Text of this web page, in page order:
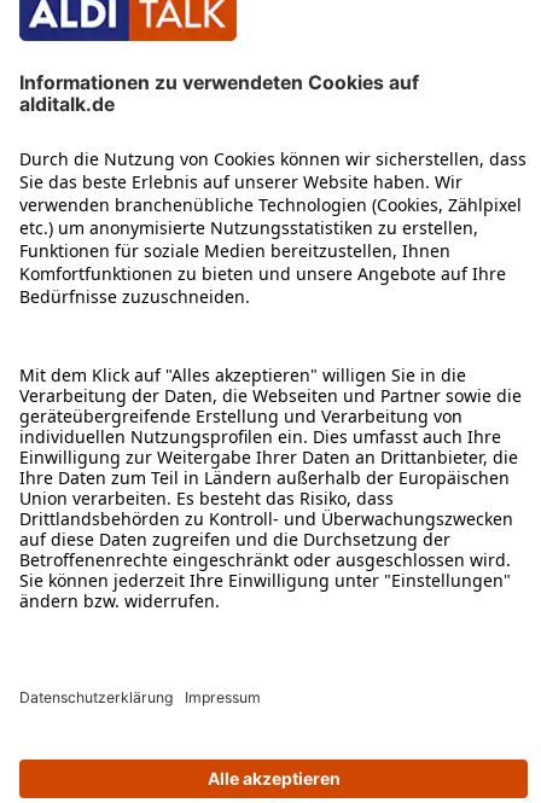
ÜBER DIESE SEITE
ALDI TALK WEBSHOP
ALDI TALK MOBILFUNK
HILFE-THEMEN
ALDI SERVICES